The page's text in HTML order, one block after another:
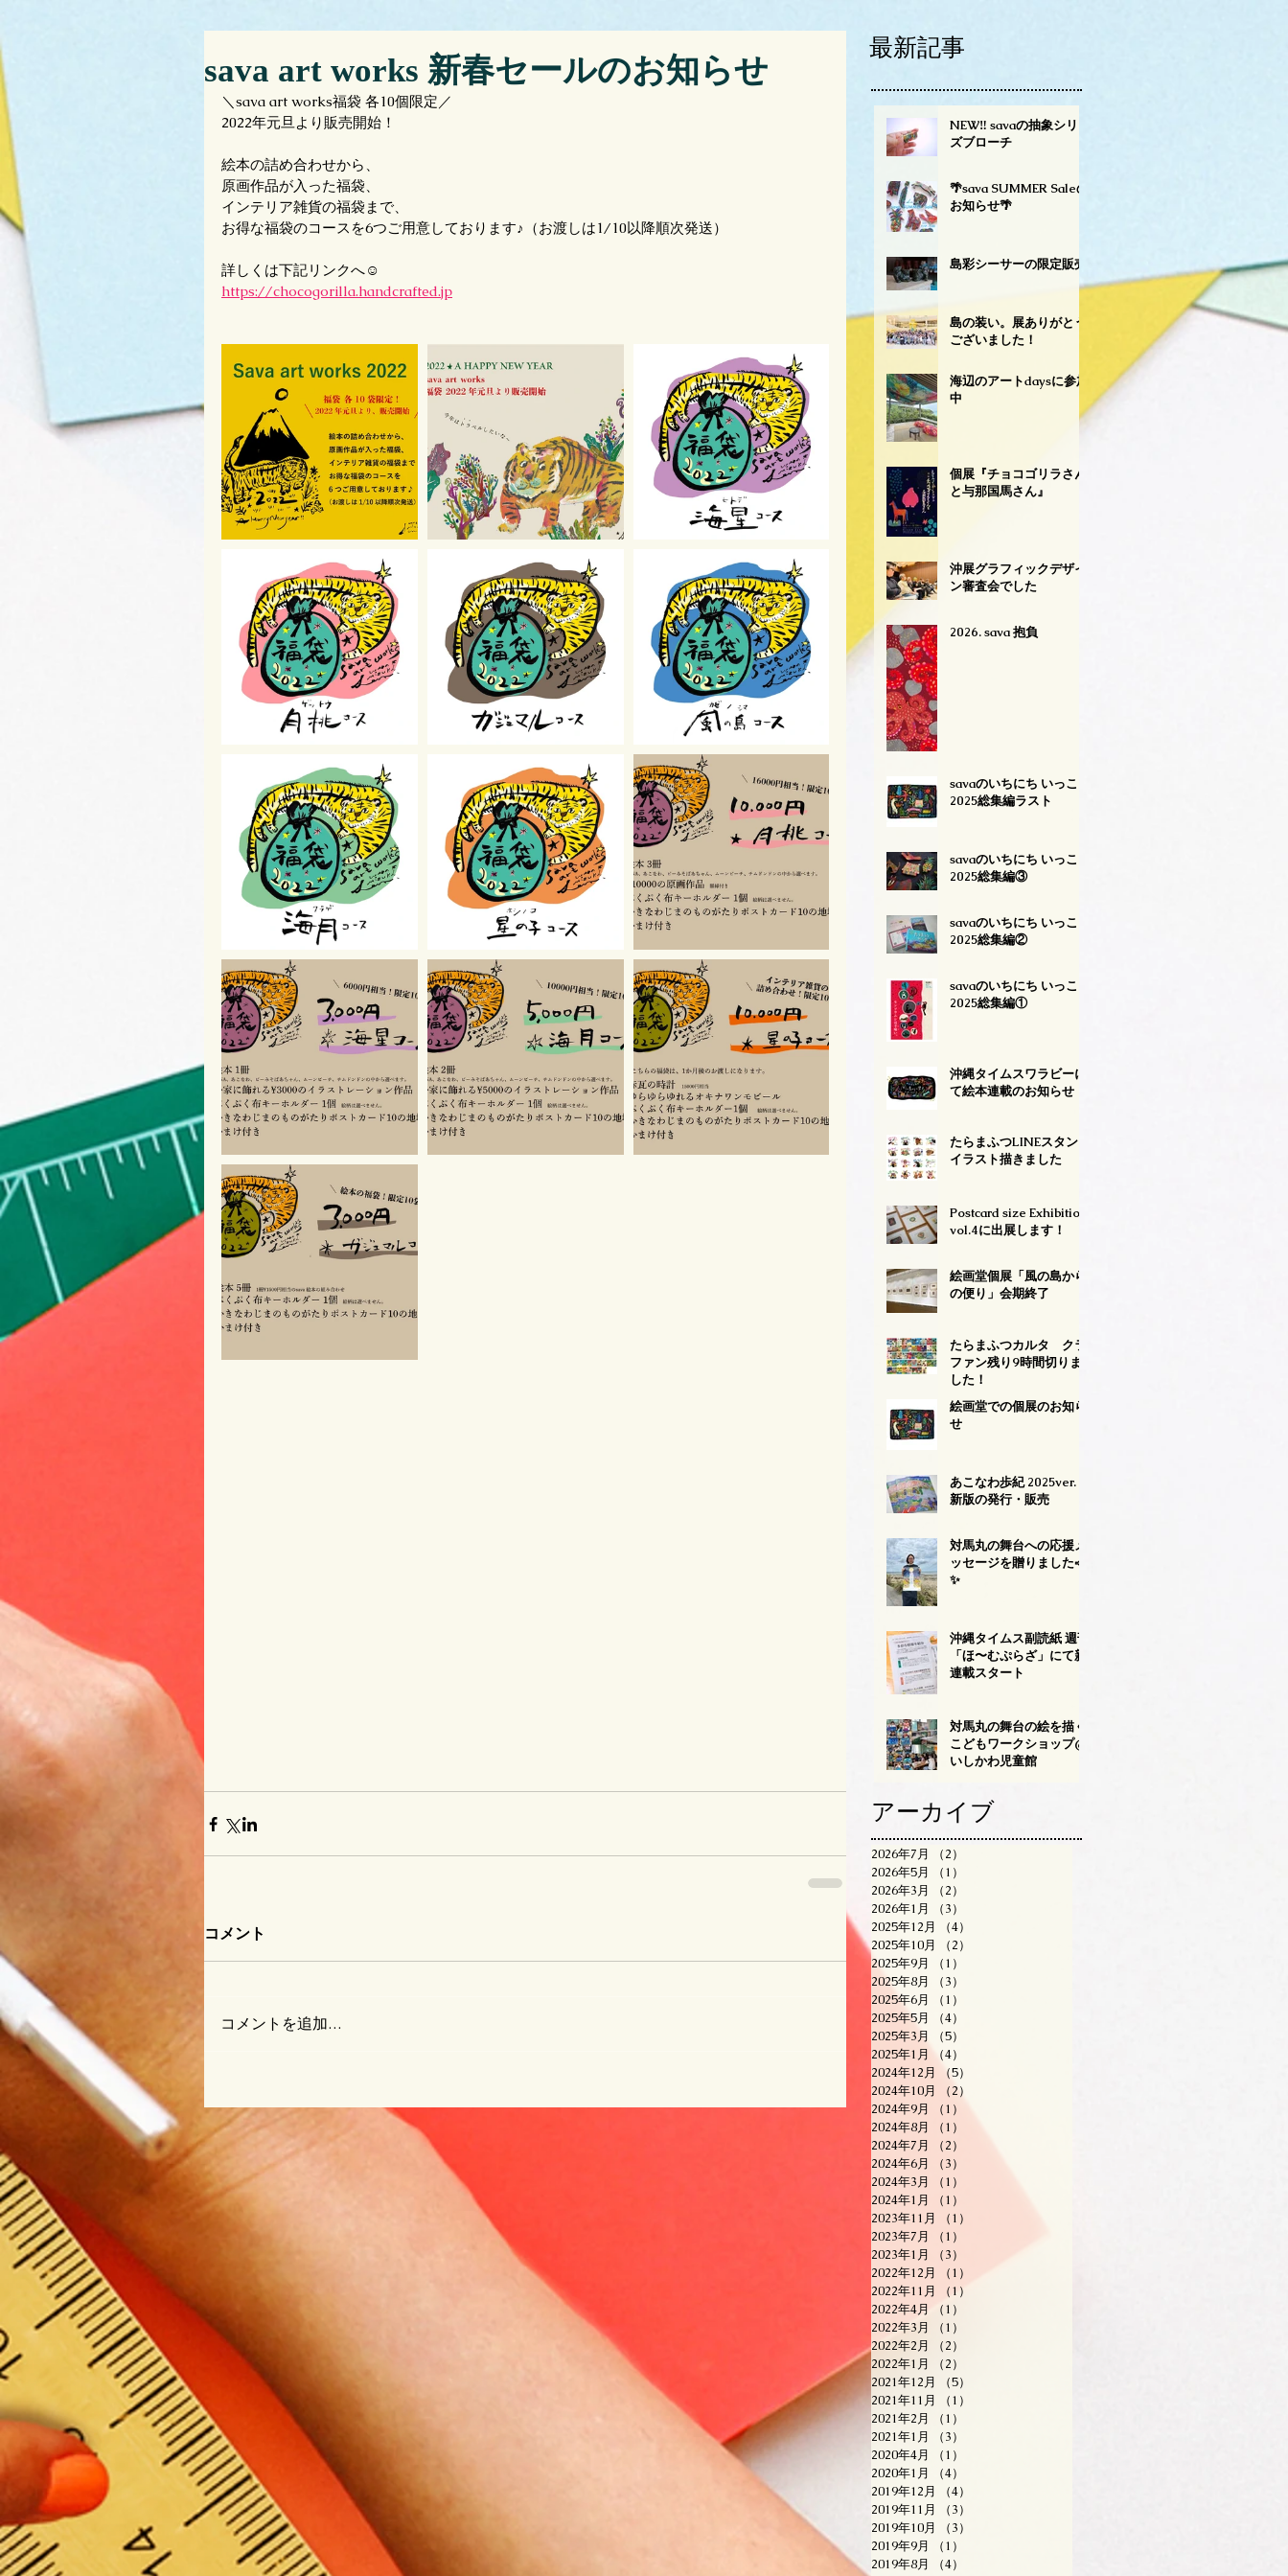
sava art works 新春セールのお知らせ
＼sava art works福袋 各10個限定／
2022年元旦より販売開始！
絵本の詰め合わせから、
原画作品が入った福袋、
インテリア雑貨の福袋まで、
お得な福袋のコースを6つご用意しております♪（お渡しは1/10以降順次発送）
詳しくは下記リンクへ☺️
https://chocogorilla.handcrafted.jp
コメント
コメントを追加…
最新記事
NEW‼︎ savaの抽象シリー
ズブローチ
🌴sava SUMMER Saleの
お知らせ🌴
島彩シーサーの限定販売
島の装い。展ありがとう
ございました！
海辺のアートdaysに参加
中
個展『チョコゴリラさん
と与那国馬さん』
沖展グラフィックデザイ
ン審査会でした
2026. sava 抱負
savaのいちにち いっこ
2025総集編ラスト
savaのいちにち いっこ
2025総集編③
savaのいちにち いっこ
2025総集編②
savaのいちにち いっこ
2025総集編①
沖縄タイムスワラビーに
て絵本連載のお知らせ
たらまふつLINEスタンプ
イラスト描きました
Postcard size Exhibition
vol.4に出展します！
絵画堂個展「風の島から
の便り」会期終了
たらまふつカルタ クラ
ファン残り9時間切りま
した！
絵画堂での個展のお知ら
せ
あこなわ歩紀 2025ver.
新版の発行・販売
対馬丸の舞台への応援メ
ッセージを贈りました📣
✨
沖縄タイムス副読紙 週刊
「ほ〜むぷらざ」にて新
連載スタート
対馬丸の舞台の絵を描く
こどもワークショップ@
いしかわ児童館
アーカイブ
2026年7月 （2）
2026年5月
（1）
2026年3月
（2）
2026年1月
（3）
2025年12月
（4）
2025年10月
（2）
2025年9月
（1）
2025年8月
（3）
2025年6月
（1）
2025年5月
（4）
2025年3月
（5）
2025年1月
（4）
2024年12月
（5）
2024年10月
（2）
2024年9月
（1）
2024年8月
（1）
2024年7月
（2）
2024年6月
（3）
2024年3月
（1）
2024年1月
（1）
2023年11月
（1）
2023年7月
（1）
2023年1月
（3）
2022年12月
（1）
2022年11月
（1）
2022年4月
（1）
2022年3月
（1）
2022年2月
（2）
2022年1月
（2）
2021年12月
（5）
2021年11月
（1）
2021年2月
（1）
2021年1月
（3）
2020年4月
（1）
2020年1月
（4）
2019年12月
（4）
2019年11月
（3）
2019年10月
（3）
2019年9月
（1）
2019年8月
（4）